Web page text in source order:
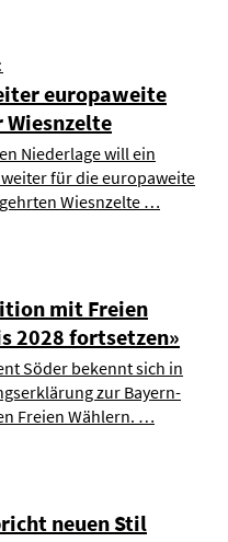
europaweite
Wiesnzelte
Niederlage will ein
für die europaweite
Wiesnzelte …
mit Freien
2028 fortsetzen»
Söder bekennt sich in
zur Bayern-
Freien Wählern. …
neuen Stil